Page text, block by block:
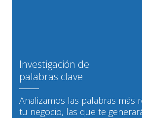
Investigación de
palabras clave
Analizamos las palabras más
tu negocio, las que te